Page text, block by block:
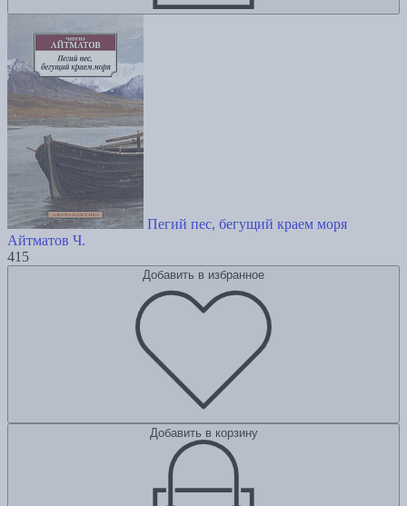
Пегий пес, бегущий краем моря
Айтматов Ч.
415
Добавить в избранное
Добавить в корзину